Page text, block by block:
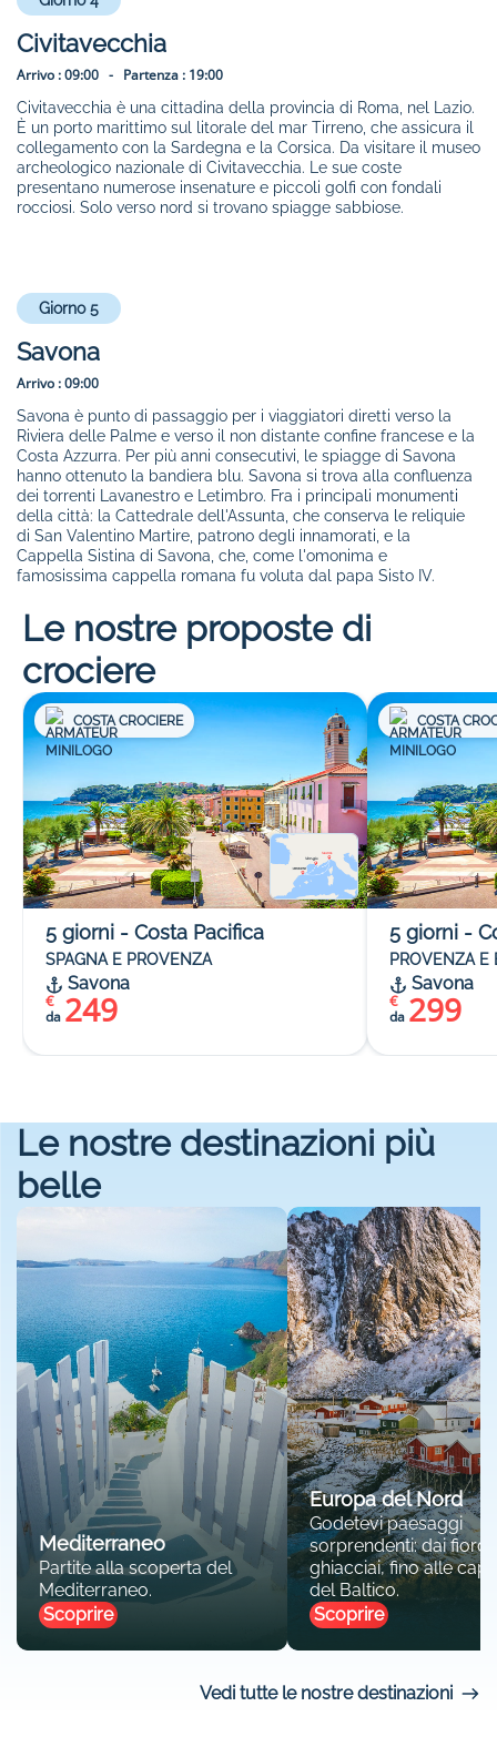
Civitavecchia
Arrivo :09:00 - Partenza : 19:00
Civitavecchia è una cittadina della provincia di Roma, nel Lazio.
È un porto marittimo sul litorale del mar Tirreno, che assicura il
collegamento con la Sardegna e la Corsica. Da visitare il museo
archeologico nazionale di Civitavecchia. Le sue coste
presentano numerose insenature e piccoli golfi con fondali
rocciosi. Solo verso nord si trovano spiagge sabbiose.
Giorno 5
Savona
Arrivo :09:00
Savona è punto di passaggio per i viaggiatori diretti verso la
Riviera delle Palme e verso il non distante confine francese e la
Costa Azzurra. Per più anni consecutivi, le spiagge di Savona
hanno ottenuto la bandiera blu. Savona si trova alla confluenza
dei torrenti Lavanestro e Letimbro. Fra i principali monumenti
della città: la Cattedrale dell'Assunta, che conserva le reliquie
di San Valentino Martire, patrono degli innamorati, e la
Cappella Sistina di Savona, che, come l'omonima e
famosissima cappella romana fu voluta dal papa Sisto IV.
Le nostre proposte di
crociere
COSTA CROCIERE
5 giorni - Costa Pacifica
SPAGNA E PROVENZA
Savona
da 249
€
COSTA
5 giorni -
PROVENZA E
Savona
da 299
€
Le nostre destinazioni più
belle
Mediterraneo
Partite alla scoperta del
Mediterraneo.
Scoprire
Europa del Nord
Godetevi paesaggi
sorprendenti: dai fiordi
ghiacciai, fino alle
del Baltico.
Scoprire
Vedi tutte le nostre destinazioni